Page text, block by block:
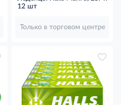
12 шт
Только в торговом центре